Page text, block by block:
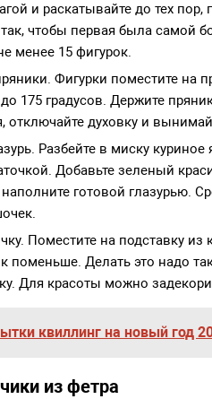
и раскатывайте до тех
чтобы первая была самой
менее 15 фигурок.
Фигурки поместите на
175 градусов. Держите
отключайте духовку и
Разбейте в миску
Добавьте зеленый
наполните готовой глазурью.
Поместите на подставку
поменьше. Делать это надо
Для красоты можно
квиллинг на новый год
из фетра